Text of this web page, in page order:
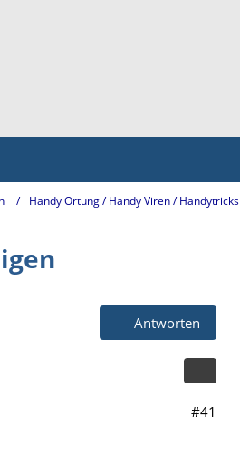
Handy Ortung / Handy Viren / Handytricks
Antworten
#41